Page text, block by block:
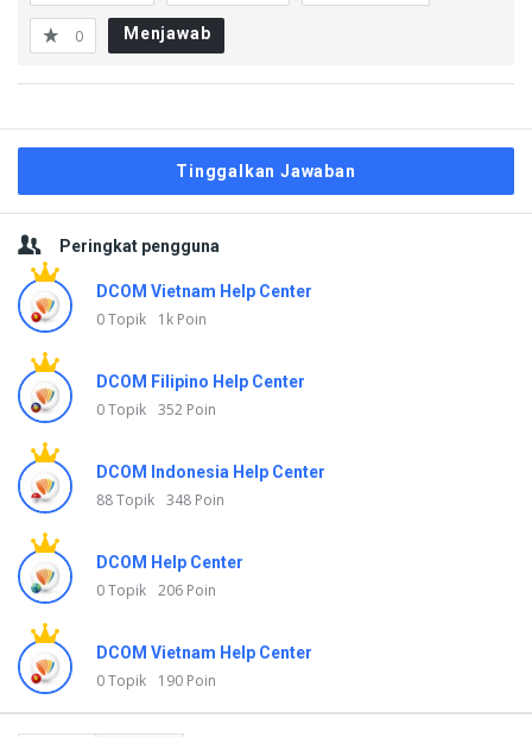
0 Menjawab
Tinggalkan Jawaban
Sidebar
Peringkat pengguna
DCOM Vietnam Help Center
0 Topik 1k Poin
DCOM Filipino Help Center
0 Topik 352 Poin
DCOM Indonesia Help Center
88 Topik 348 Poin
DCOM Help Center
0 Topik 206 Poin
DCOM Vietnam Help Center
0 Topik 190 Poin